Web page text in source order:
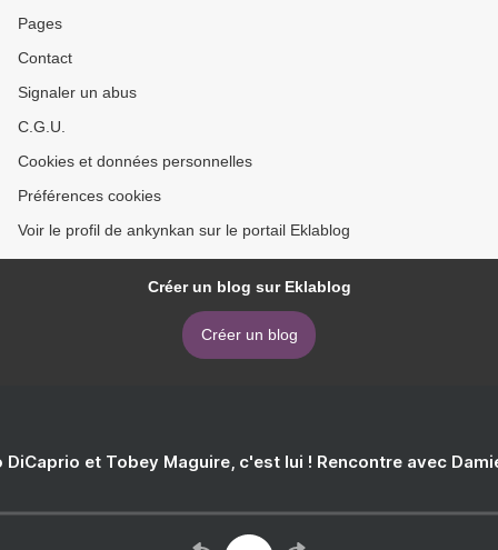
Pages
Contact
Signaler un abus
C.G.U.
Cookies et données personnelles
Préférences cookies
Voir le profil de ankynkan sur le portail Eklablog
Créer un blog sur Eklablog
Créer un blog
DiCaprio et Tobey Maguire, c'est lui ! Rencontre avec